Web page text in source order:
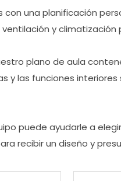
una planificación
y
plano de aula
las funciones
puede ayudarle a
recibir un diseño y